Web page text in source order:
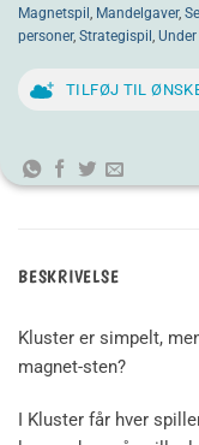
Magnetspil Mandelgaver,
personer, Strategispil
TILFØJ TIL
BESKRIVELSE
Kluster er simpelt,
magnet-sten?
I Kluster får hver